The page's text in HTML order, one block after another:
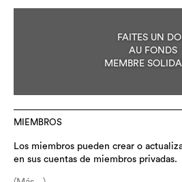
FAITES UN
AU FONDS
MEMBRE
MIEMBROS
Los miembros pueden crear o
en sus cuentas de miembros privadas.